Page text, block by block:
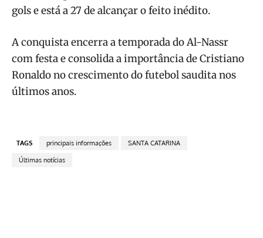
gols e está a 27 de alcançar o feito inédito.
A conquista encerra a temporada do Al-Nassr
com festa e consolida a importância de Cristiano
Ronaldo no crescimento do futebol saudita nos
últimos anos.
TAGS principais informações SANTA CATARINA
Últimas notícias